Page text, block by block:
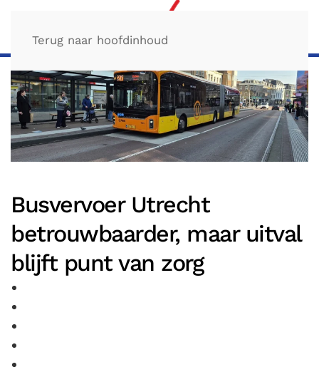
Terug naar hoofdinhoud
Busvervoer Utrecht
betrouwbaarder, maar uitval
blijft punt van zorg